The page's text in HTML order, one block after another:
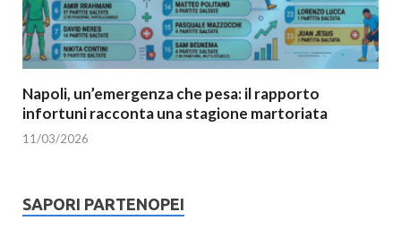
Napoli, un’emergenza che pesa: il rapporto
infortuni racconta una stagione martoriata
11/03/2026
SAPORI PARTENOPEI